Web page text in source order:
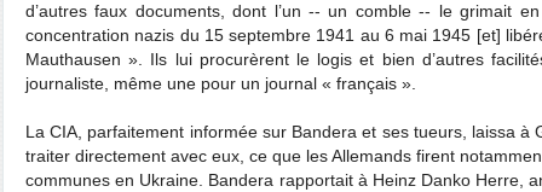
d’autres faux documents, dont l’un ‑‑ un comble ‑‑ le grimait
concentration nazis du 15 septembre 1941 au 6 mai 1945 [et]
Mauthausen ». Ils lui procurèrent le logis et bien d’autres
journaliste, même une pour un journal « français ».
La CIA, parfaitement informée sur Bandera et ses tueurs, laissa à
traiter directement avec eux, ce que les Allemands firent
communes en Ukraine. Bandera rapportait à Heinz Danko Herre,